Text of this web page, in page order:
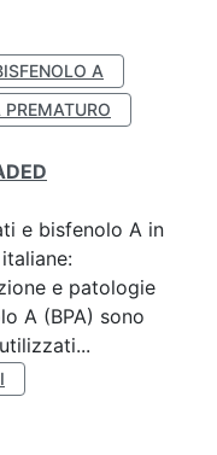
A
e bisfenolo A in
e patologie
A (BPA) sono